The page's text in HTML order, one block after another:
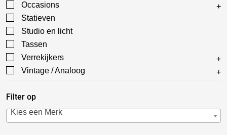
Occasions
Statieven
Studio en licht
Tassen
Verrekijkers
Vintage / Analoog
Filter op
Kies een Merk